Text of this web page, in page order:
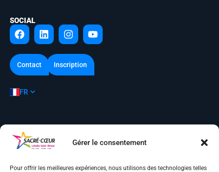
Gérer le consentement
Pour offrir les meilleures expériences, nous utilisons des technologies telles
SOCIAL
Contact Inscription
FR
Politique de cookies (UE)